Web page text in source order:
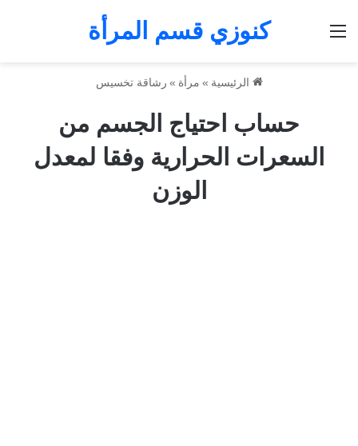
كنوزي قسم المرأة
الرئيسية » مرأة » رشاقة تخسيس
حساب احتياج الجسم من
السعرات الحرارية وفقا لمعدل
الوزن